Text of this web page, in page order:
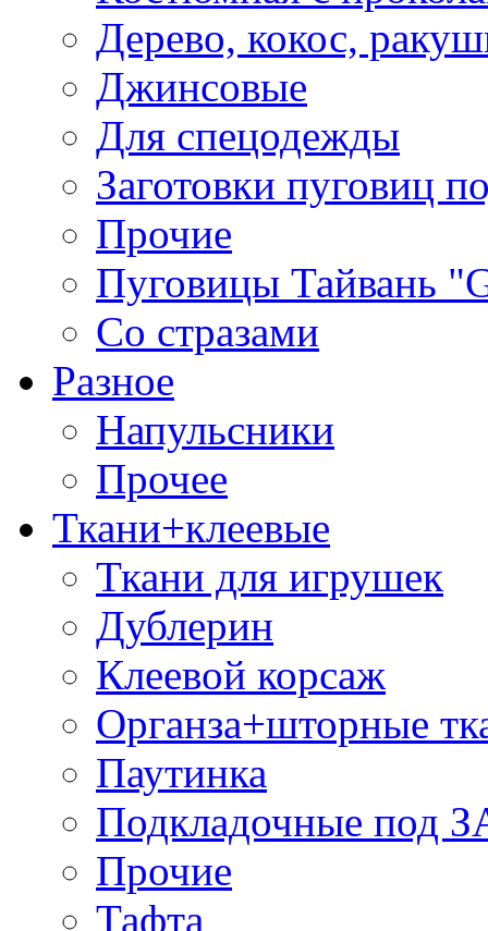
Дерево, кокос,
Джинсовые
Для спецодежды
Заготовки пуговиц
Прочие
Пуговицы Тайвань
Со стразами
Разное
Напульсники
Прочее
Ткани+клеевые
Ткани для игрушек
Дублерин
Клеевой корсаж
Органза+шторные
Паутинка
Подкладочные под
Прочие
Тафта